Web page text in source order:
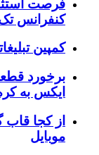
کنفرانس
کمپین
ایکس به
از کجا
موبایل